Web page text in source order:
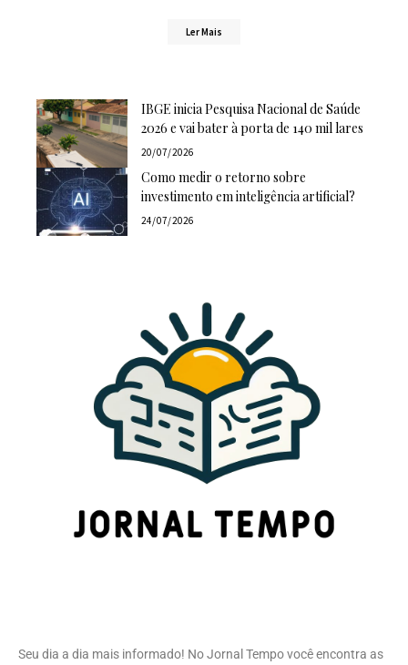
Ler Mais
IBGE inicia Pesquisa Nacional de Saúde
2026 e vai bater à porta de 140 mil lares
20/07/2026
Como medir o retorno sobre
investimento em inteligência artificial?
24/07/2026
Seu dia a dia mais informado! No Jornal Tempo você encontra as